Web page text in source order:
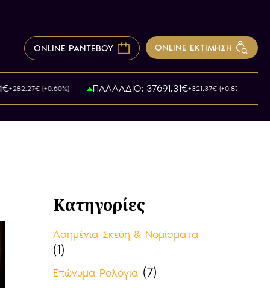
ONLINE ΡΑΝΤΕΒΟΥ ONLINE ΕΚΤΙΜΗΣΗ
+282.27€ (+0.60%) ΠΑΛΛΑΔΙΟ: 37691.31€+321.37€ (+0.87%)
Κατηγορίες
Ασημένια Σκεύη & Νομίσματα
(1)
Επώνυμα Ρολόγια (7)